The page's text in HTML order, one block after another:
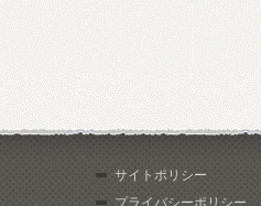
サイトポリシー
プライバシーポリシー